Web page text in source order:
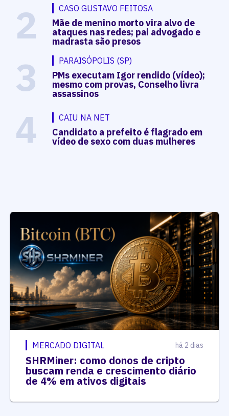
2 CASO GUSTAVO FEITOSA
Mãe de menino morto vira alvo de
ataques nas redes; pai advogado e
madrasta são presos
3 PARAISÓPOLIS (SP)
PMs executam Igor rendido (vídeo);
mesmo com provas, Conselho livra
assassinos
4 CAIU NA NET
Candidato a prefeito é flagrado em
vídeo de sexo com duas mulheres
MERCADO DIGITAL há 2 dias
SHRMiner: como donos de cripto
buscam renda e crescimento diário
de 4% em ativos digitais